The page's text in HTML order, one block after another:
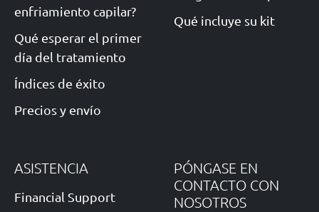
enfriamiento capilar?
Qué esperar el primer
día del tratamiento
Índices de éxito
Precios y envío
Qué incluye su kit
ASISTENCIA
Financial Support
PÓNGASE EN
CONTACTO CON
NOSOTROS